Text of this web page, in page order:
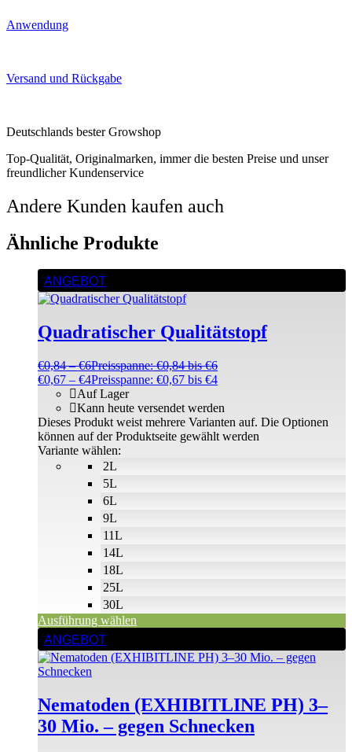
Anwendung
Versand und Rückgabe
Deutschlands bester Growshop
Top-Qualität, Originalmarken, immer die besten Preise und unser
freundlicher Kundenservice
Andere Kunden kaufen auch
Ähnliche Produkte
ANGEBOT
Quadratischer Qualitätstopf
€0,84 –€6Preisspanne: €0,84 bis €6
€0,67 – €4Preisspanne: €0,67 bis €4
2L
5L
6L
9L
11L
14L
18L
25L
30L
Auf Lager
Kann heute versendet werden
Variante wählen:
Ausführung wählen
Dieses Produkt weist mehrere Varianten auf. Die Optionen
können auf der Produktseite gewählt werden
ANGEBOT
Nematoden (EXHIBITLINE PH) 3–
30 Mio. – gegen Schnecken